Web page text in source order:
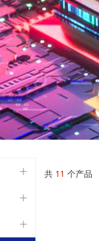
ꄶ
ꄶ
ꄶ
共 11 个产品